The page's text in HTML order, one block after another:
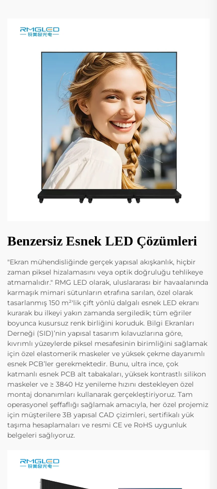
Benzersiz Esnek LED Çözümleri
"Ekran mühendisliğinde gerçek yapısal akışkanlık, hiçbir
zaman piksel hizalamasını veya optik doğruluğu tehlikeye
atmamalıdır." RMG LED olarak, uluslararası bir havaalanında
karmaşık mimari sütunların etrafına sarılan, özel olarak
tasarlanmış 150 m²'lik çift yönlü dalgalı esnek LED ekranı
kurarak bu ilkeyi yakın zamanda sergiledik; tüm eğriler
boyunca kusursuz renk birliğini koruduk. Bilgi Ekranları
Derneği (SID)’nin yapısal tasarım kılavuzlarına göre,
kıvrımlı yüzeylerde piksel mesafesinin birimliğini sağlamak
için özel elastomerik maskeler ve yüksek çekme dayanımlı
esnek PCB’ler gerekmektedir. Bunu, ultra ince, çok
katmanlı esnek PCB alt tabakaları, yüksek kontrastlı silikon
maskeler ve ≥ 3840 Hz yenileme hızını destekleyen özel
montaj donanımları kullanarak gerçekleştiriyoruz. Tam
operasyonel şeffaflığı sağlamak amacıyla, her özel projemiz
için müşterilere 3B yapısal CAD çizimleri, sertifikalı yük
taşıma hesaplamaları ve resmi CE ve RoHS uygunluk
belgeleri sağlıyoruz.